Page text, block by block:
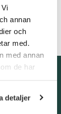
annan
och
med.
med annan
de har
detaljer
med
men är